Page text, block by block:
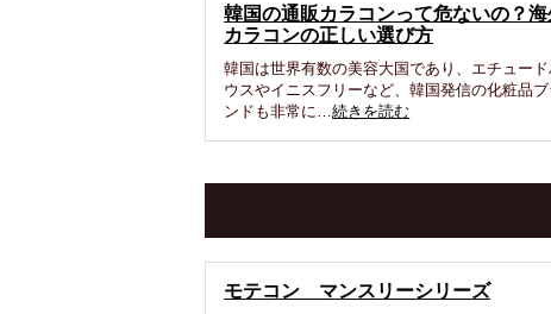
韓国の通販カラコンって危ないの？海
カラコンの正しい選び方
韓国は世界有数の美容大国であり、エチュード
ウスやイニスフリーなど、韓国発信の化粧品ブ
ンドも非常に…続きを読む
モテコン マンスリーシリーズ